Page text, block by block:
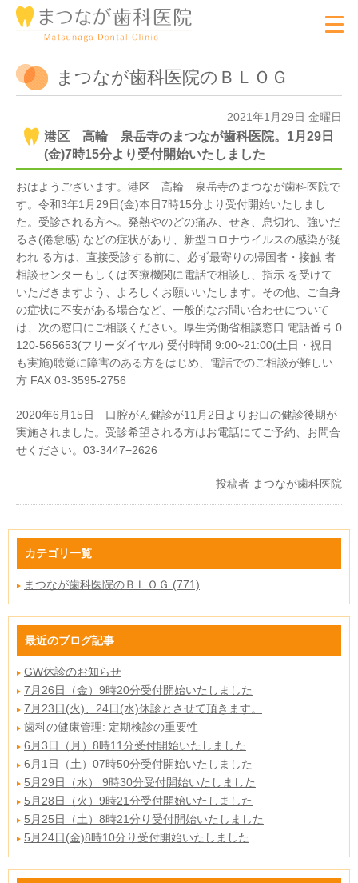
まつなが歯科医院のＢＬＯＧ
2021年1月29日 金曜日
港区 高輪 泉岳寺のまつなが歯科医院。1月29日
(金)7時15分より受付開始いたしました
おはようございます。港区 高輪 泉岳寺のまつなが歯科医院で
す。令和3年1月29日(金)本日7時15分より受付開始いたしまし
た。受診される方へ。発熱やのどの痛み、せき、息切れ、強いだ
るさ(倦怠感) などの症状があり、新型コロナウイルスの感染が疑
われ る方は、直接受診する前に、必ず最寄りの帰国者・接触 者
相談センターもしくは医療機関に電話で相談し、指示 を受けて
いただきますよう、よろしくお願いいたします。その他、ご自身
の症状に不安がある場合など、一般的なお問い合わせについて
は、次の窓口にご相談ください。厚生労働省相談窓口 電話番号 0
120-565653(フリーダイヤル) 受付時間 9:00~21:00(土日・祝日
も実施)聴覚に障害のある方をはじめ、電話でのご相談が難しい
方 FAX 03-3595-2756
2020年6月15日 口腔がん健診が11月2日よりお口の健診後期が
実施されました。受診希望される方はお電話にてご予約、お問合
せください。03-3447−2626
投稿者 まつなが歯科医院
カテゴリ一覧
まつなが歯科医院のＢＬＯＧ (771)
最近のブログ記事
GW休診のお知らせ
7月26日（金）9時20分受付開始いたしました
7月23日(火)、24日(水)休診とさせて頂きます。
歯科の健康管理: 定期検診の重要性
6月3日（月）8時11分受付開始いたしました
6月1日（土）07時50分受付開始いたしました
5月29日（水） 9時30分受付開始いたしました
5月28日（火）9時21分受付開始いたしました
5月25日（土）8時21分り受付開始いたしました
5月24日(金)8時10分り受付開始いたしました